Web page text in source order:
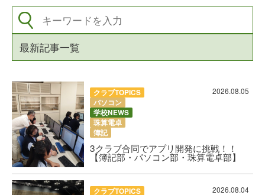
最新記事一覧
クラブTOPICS
パソコン
学校NEWS
珠算電卓
簿記
2026.08.05
3クラブ合同でアプリ開発に挑戦！！
【簿記部・パソコン部・珠算電卓部】
クラブTOPICS
2026.08.04